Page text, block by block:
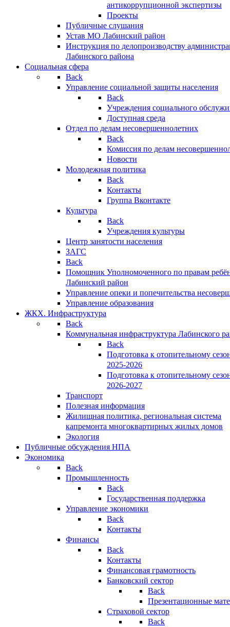
антикоррупционной экспертизы
Проекты
Публичные слушания
Устав МО Лабинский район
Инструкция по делопроизводству
Лабинского района
Социальная сфера
Back
Управление социальной защиты населения
Back
Учреждения социального
Доступная среда
Отдел по делам несовершеннолетних
Back
Комиссия по делам
Новости
Молодежная политика
Back
Контакты
Группа Вконтакте
Культура
Back
Учреждения культуры
Центр занятости населения
ЗАГС
Back
Помощник Уполномоченного по правам
Лабинский район
Управление опеки и попечительства
Управление образования
ЖКХ. Инфраструктура
Back
Коммунальная инфраструктура Лабинского
Back
Подготовка к отопительному
2025-2026
Подготовка к отопительному
2026-2027
Транспорт
Полезная информация
Жилищная политика, региональная система
капремонта многоквартирных жилых домов
Экология
Публичные обсуждения НПА
Экономика
Back
Промышленность
Back
Государственная поддержка
Управление экономики
Back
Контакты
Финансы
Back
Контакты
Финансовая грамотность
Банковский сектор
Back
Презентационные
Страховой сектор
Back